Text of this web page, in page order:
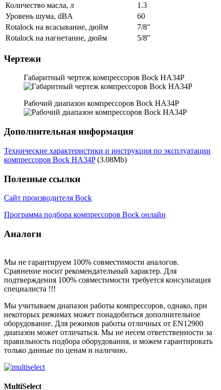
Количество масла, л
1.3
Уровень шума, dBA
60
Rotalock на всасывание, дюйм
7/8"
Rotalock на нагнетание, дюйм
5/8"
Чертежи
Габаритный чертеж компрессоров Bock HA34P
Рабочий диапазон компрессоров Bock HA34P
Дополнительная информация
Технические характеристики и инструкция по эксплуатации
компрессоров Bock HA34P(3.08Mb)
Полезные ссылки
Сайт производителя Bock
Программа подбора компрессоров Bock онлайн
Аналоги
Мы не гарантируем 100% совместимости аналогов.
Сравнение носит рекомендательный характер. Для
подтверждения 100% совместимости требуется консультация
специалиста !!!
Мы учитываем диапазон работы компрессоров, однако, при
некоторых режимах может понадобиться дополнительное
оборудование. Для режимов работы отличных от EN12900
диапазон может отличаться. Мы не несем ответственности за
правильность подбора оборудования, и можем гарантировать
только данные по ценам и наличию.
MultiSelect